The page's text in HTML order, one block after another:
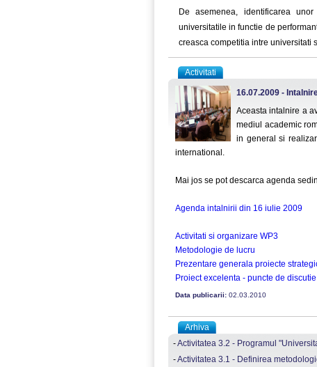
De asemenea, identificarea
universitatile in functie de
creasca competitia intre universitati
Activitati
16.07.2009 -
Aceasta intalnire a
mediul academic
in general si
international.
Mai jos se pot descarca agenda
Agenda intalnirii din 16 iulie 2009
Activitati si organizare WP3
Metodologie de lucru
Prezentare generala proiecte
Proiect excelenta - puncte de discutie
Data publicarii: 02.03.2010
Arhiva
-Activitatea 3.2 - Programul
-Activitatea 3.1 - Definirea